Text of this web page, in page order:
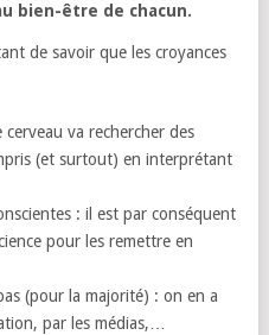
bien-être de chacun.
de savoir que les croyances
va rechercher des
(et surtout) en interprétant
: il est par conséquent
pour les remettre en
(pour la majorité) : on en a
par les médias,…